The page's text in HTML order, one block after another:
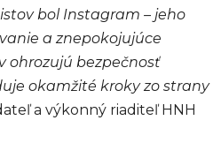
bol Instagram – jeho
a znepokojujúce
ohrozujú bezpečnosť
okamžité kroky zo strany
a výkonný riaditeľ HNH